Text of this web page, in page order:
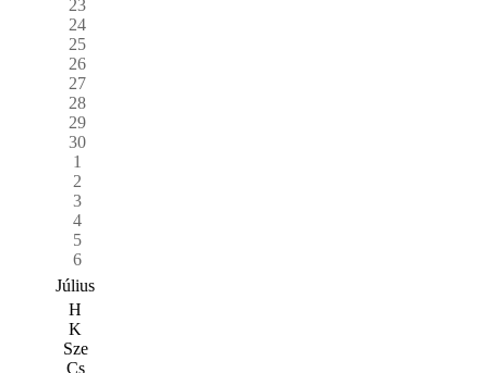
23
24
25
26
27
28
29
30
1
2
3
4
5
6
Július
H
K
Sze
Cs